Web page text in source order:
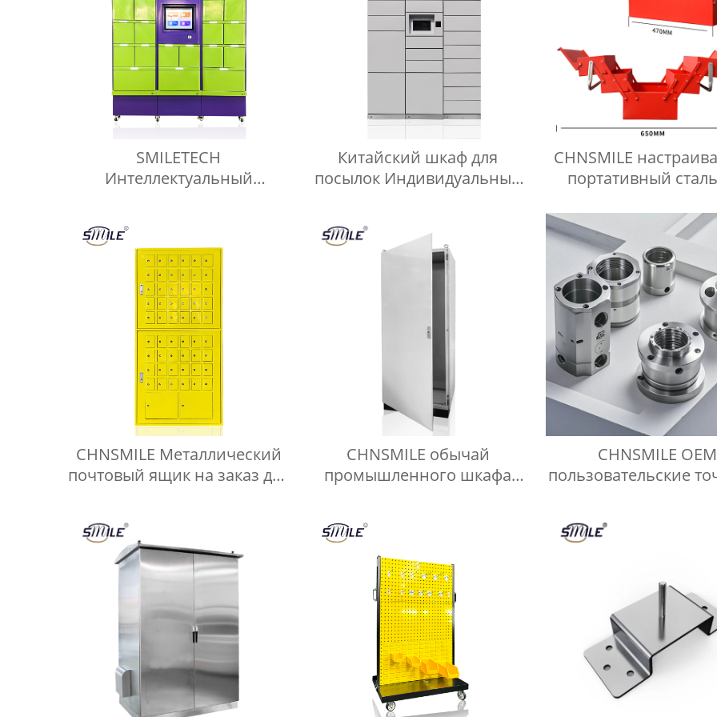
SMILETECH
Интеллектуальный
посылок Открытый
интеллектуальный
безопасный шкафчик для
хранения
Китайский шкаф для
посылок Индивидуальный
доставки посылок
CHNSMILE
портативный
хранения
консольный
трехслойный
инструментов
CHNSMILE Металлический
почтовый ящик на заказ для
почтовый ящик с навесом
CHNSMILE обычай
промышленного шкафа
CHNSMILE OEM
пользовательские
металлических